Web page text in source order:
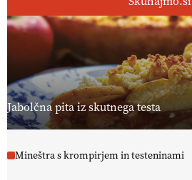
Jabolčna pita iz skutnega testa
Mineštra s krompirjem in testeninami